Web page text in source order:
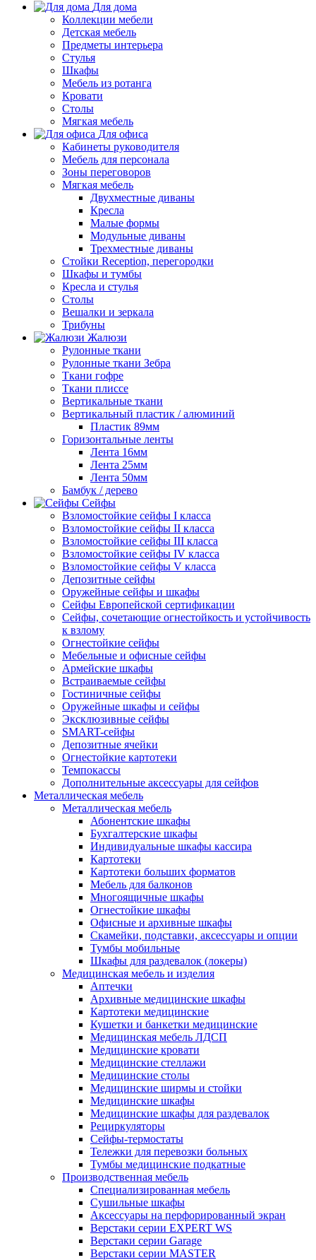
Для дома
Коллекции мебели
Детская мебель
Предметы интерьера
Стулья
Шкафы
Мебель из ротанга
Кровати
Столы
Мягкая мебель
Для офиса
Кабинеты руководителя
Мебель для персонала
Зоны переговоров
Мягкая мебель
Двухместные диваны
Кресла
Малые формы
Модульные диваны
Трехместные диваны
Стойки Reception, перегородки
Шкафы и тумбы
Кресла и стулья
Столы
Вешалки и зеркала
Трибуны
Жалюзи
Рулонные ткани
Рулонные ткани Зебра
Ткани гофре
Ткани плиссе
Вертикальные ткани
Вертикальный пластик / алюминий
Пластик 89мм
Горизонтальные ленты
Лента 16мм
Лента 25мм
Лента 50мм
Бамбук / дерево
Сейфы
Взломостойкие сейфы I класса
Взломостойкие сейфы II класса
Взломостойкие сейфы III класса
Взломостойкие сейфы IV класса
Взломостойкие сейфы V класса
Депозитные сейфы
Оружейные сейфы и шкафы
Сейфы Европейской сертификации
Сейфы, сочетающие огнестойкость и устойчивость
к взлому
Огнестойкие сейфы
Мебельные и офисные сейфы
Армейские шкафы
Встраиваемые сейфы
Гостиничные сейфы
Оружейные шкафы и сейфы
Эксклюзивные сейфы
SMART-сейфы
Депозитные ячейки
Огнестойкие картотеки
Темпокассы
Дополнительные аксессуары для сейфов
Металлическая мебель
Металлическая мебель
Абонентские шкафы
Бухгалтерские шкафы
Индивидуальные шкафы кассира
Картотеки
Картотеки больших форматов
Мебель для балконов
Многоящичные шкафы
Огнестойкие шкафы
Офисные и архивные шкафы
Скамейки, подставки, аксессуары и опции
Тумбы мобильные
Шкафы для раздевалок (локеры)
Медицинская мебель и изделия
Аптечки
Архивные медицинские шкафы
Картотеки медицинские
Кушетки и банкетки медицинские
Медицинская мебель ЛДСП
Медицинские кровати
Медицинские стеллажи
Медицинские столы
Медицинские ширмы и стойки
Медицинские шкафы
Медицинские шкафы для раздевалок
Рециркуляторы
Сейфы-термостаты
Тележки для перевозки больных
Тумбы медицинские подкатные
Производственная мебель
Cпециализированная мебель
Cушильные шкафы
Аксессуары на перфорированный экран
Верстаки серии EXPERT WS
Верстаки серии Garage
Верстаки серии MASTER